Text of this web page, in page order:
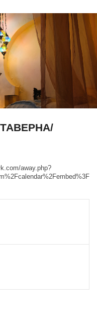
away.php?
дополнительно 400р. 1шт.)
места.